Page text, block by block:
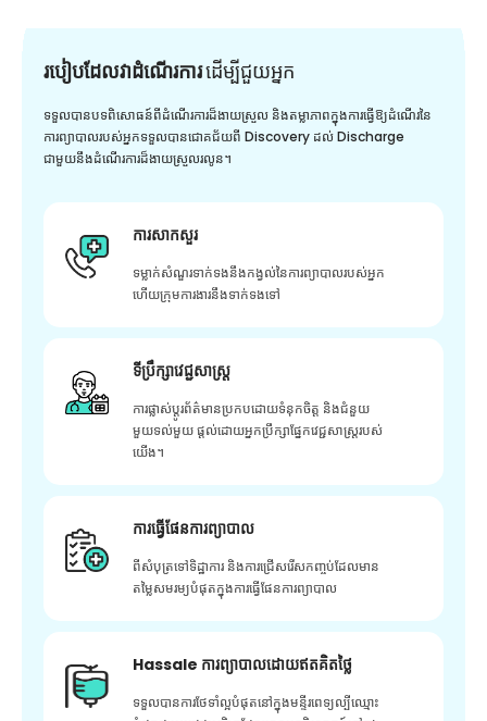
របៀបដែលវាដំណើរការដើម្បី​ជួយ​អ្នក
ទទួលបានបទពិសោធន៍ពីដំណើរការដ៏ងាយស្រួល និងតម្លាភាពក្នុងការធ្វើឱ្យដំណើរនៃ
ការព្យាបាលរបស់អ្នកទទួលបានជោគជ័យពី Discovery ដល់ Discharge
ជាមួយនឹងដំណើរការដ៏ងាយស្រួលរលូន។
ការសាកសួរ
ទម្លាក់សំណួរទាក់ទងនឹងកង្វល់នៃការព្យាបាលរបស់អ្នក
ហើយក្រុមការងារនឹងទាក់ទងទៅ
ទីប្រឹក្សាវេជ្ជសាស្ត្រ
ការផ្លាស់ប្តូរព័ត៌មានប្រកបដោយទំនុកចិត្ត និងជំនួយ
មួយទល់មួយ ផ្តល់ដោយអ្នកប្រឹក្សាផ្នែកវេជ្ជសាស្រ្តរបស់
យើង។
ការធ្វើផែនការព្យាបាល
ពីសំបុត្រទៅទិដ្ឋាការ និងការជ្រើសរើសកញ្ចប់ដែលមាន
តម្លៃសមរម្យបំផុតក្នុងការធ្វើផែនការព្យាបាល
Hassale ការព្យាបាលដោយឥតគិតថ្លៃ
ទទួលបានការថែទាំល្អបំផុតនៅក្នុងមន្ទីរពេទ្យល្បីឈ្មោះ